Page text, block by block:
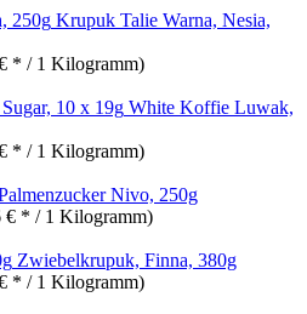
Krupuk Talie Warna, Nesia,
* / 1 Kilogramm)
White Koffie Luwak,
* / 1 Kilogramm)
Nivo, 250g
€ * / 1 Kilogramm)
Zwiebelkrupuk, Finna, 380g
* / 1 Kilogramm)